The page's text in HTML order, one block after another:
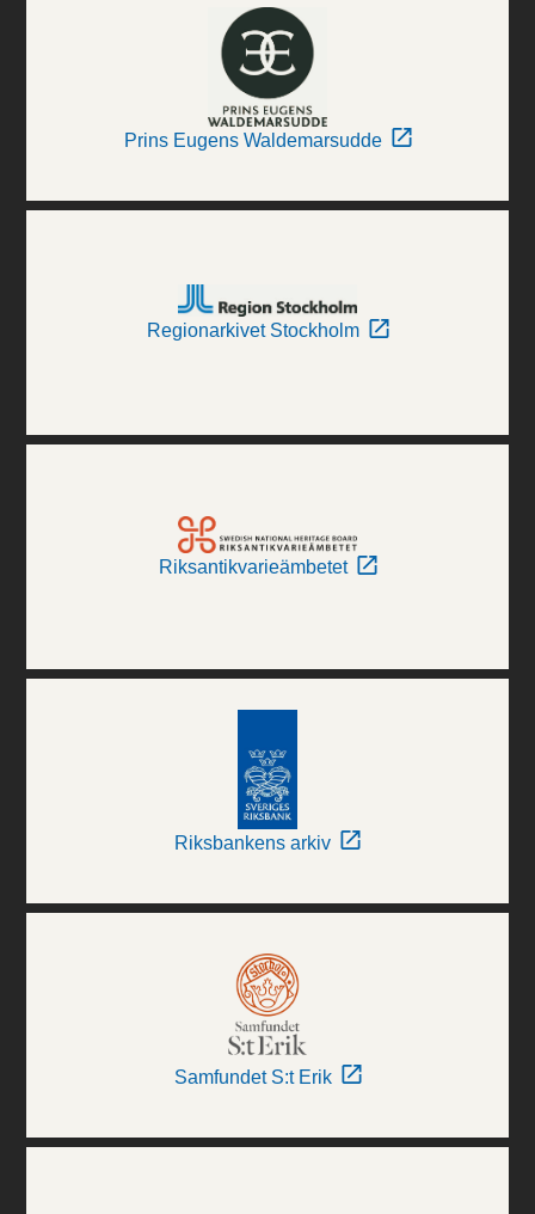
Prins Eugens Waldemarsudde
Regionarkivet Stockholm
Riksantikvarieämbetet
Riksbankens arkiv
Samfundet S:t Erik